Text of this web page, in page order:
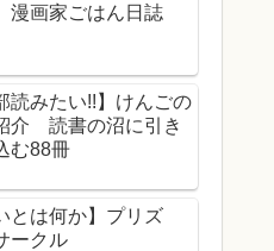
漫画家ごはん日誌
読みたい!!】けんごの
介 読書の沼に引き
む88冊
とは何か】プリズ
ークル